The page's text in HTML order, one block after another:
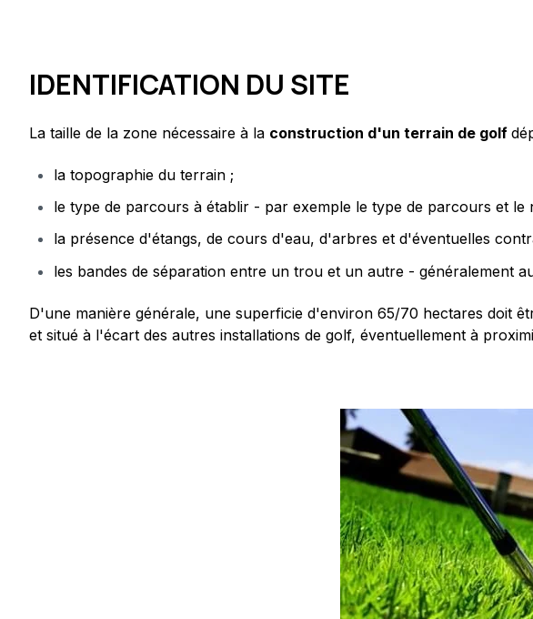
IDENTIFICATION DU SITE
La taille de la zone nécessaire à la construction d'un terrain de golf
la topographie du terrain ;
le type de parcours à établir - par exemple le type de parcours et le
la présence d'étangs, de cours d'eau, d'arbres et d'éventuelles
les bandes de séparation entre un trou et un autre - généralement
D'une manière générale, une superficie d'environ 65/70 hectares doit
et situé à l'écart des autres installations de golf, éventuellement à